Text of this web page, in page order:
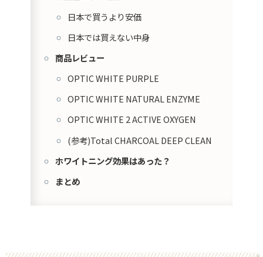
日本で買うより安価
日本では買えない中身
商品レビュー
OPTIC WHITE PURPLE
OPTIC WHITE NATURAL ENZYME
OPTIC WHITE 2 ACTIVE OXYGEN
(参考)Total CHARCOAL DEEP CLEAN
ホワイトニング効果はあった？
まとめ